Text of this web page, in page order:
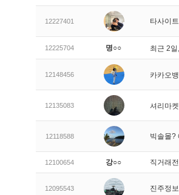
12227401 타사이
12225704 명○○ 최근 2
12148456 카카오
12135083 셔리마
12118588 빅솔몰?
12100654 강○○ 직거래
12095543 진주정